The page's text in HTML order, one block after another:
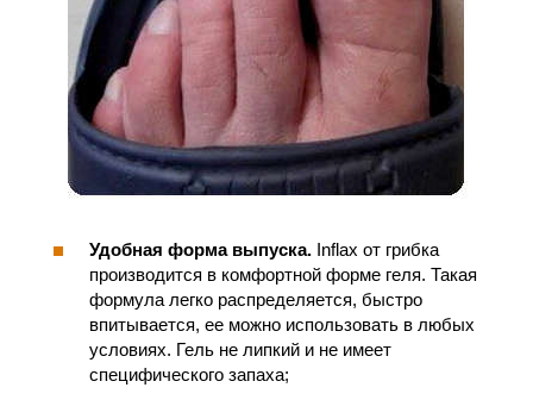
Удобная форма выпуска. Inflax от грибка
производится в комфортной форме геля. Такая
формула легко распределяется, быстро
впитывается, ее можно использовать в любых
условиях. Гель не липкий и не имеет
специфического запаха;